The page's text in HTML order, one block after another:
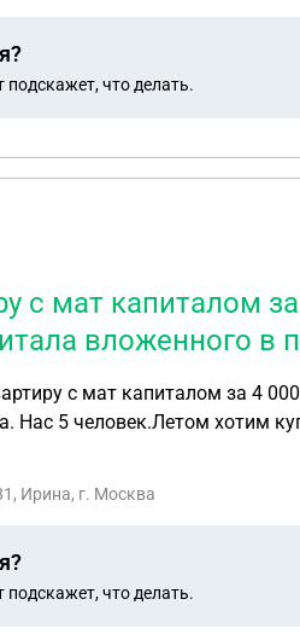
что делать.
с мат капиталом
вложенного в
с мат капиталом за 4
Нас 5 человек.Летом хотим
платить за 3 детей.
Ирина, г. Москва
что делать.